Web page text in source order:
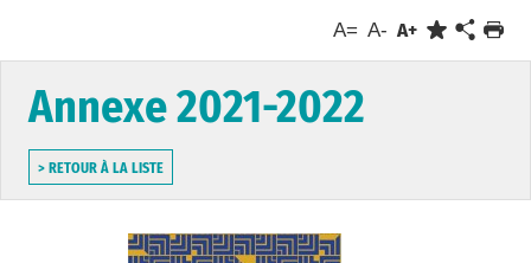
A= A- A+
Annexe 2021-2022
> RETOUR À LA LISTE